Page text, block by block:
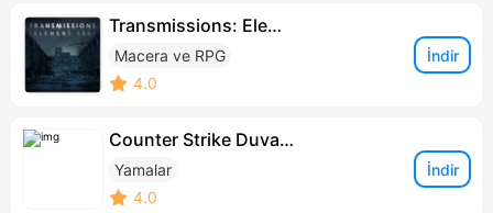
Transmissions: Element 120
Macera ve RPG
4.0
İndir
Counter Strike Duvar Hilesi
Yamalar
4.0
İndir